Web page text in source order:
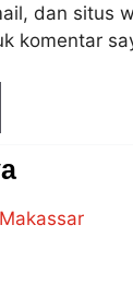
dan situs
komentar